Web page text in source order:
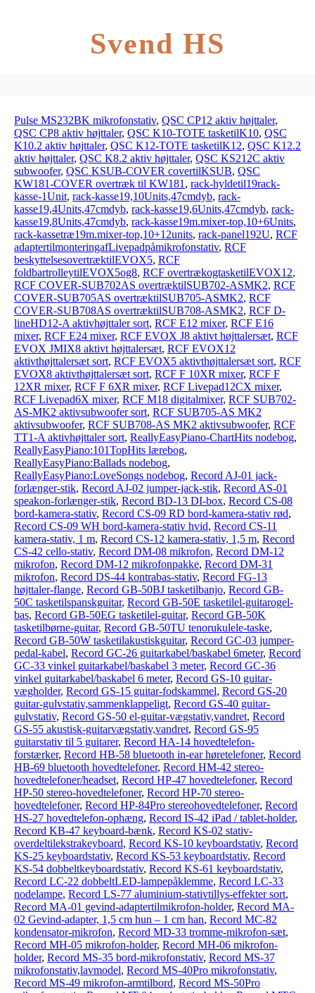
Svend HS
Pulse MS232BK mikrofonstativ, QSC CP12 aktiv højttaler,
QSC CP8 aktiv højttaler, QSC K10-TOTE tasketilK10, QSC
K10.2 aktiv højttaler, QSC K12-TOTE tasketilK12, QSC K12.2
aktiv højttaler, QSC K8.2 aktiv højttaler, QSC KS212C aktiv
subwoofer, QSC KSUB-COVER covertilKSUB, QSC
KW181-COVER overtræk til KW181 , rack-hyldetil19rack-
kasse-1Unit, rack-kasse19,10Units,47cmdyb, rack-
kasse19,4Units,47cmdyb, rack-kasse19,6Units,47cmdyb, rack-
kasse19,8Units,47cmdyb, rack-kasse19m.mixer-top,10+6Units,
rack-kassetræ19m.mixer-top,10+12units, rack-panel192U, RCF
adaptertilmonteringafLivepadpåmikrofonstativ, RCF
beskyttelsesovertræktilEVOX5, RCF
foldbartrolleytilEVOX5og8, RCF overtrækogtasketilEVOX12,
RCF COVER-SUB702AS overtræktilSUB702-ASMK2, RCF
COVER-SUB705AS overtræktilSUB705-ASMK2, RCF
COVER-SUB708AS overtræktilSUB708-ASMK2, RCF D-
lineHD12-A aktivhøjttaler sort, RCF E12 mixer, RCF E16
mixer, RCF E24 mixer, RCF EVOX J8 aktivt højttalersæt, RCF
EVOX JMIX8 aktivt højttalersæt, RCF EVOX12
aktivthøjttalersæt sort, RCF EVOX5 aktivthøjttalersæt sort, RCF
EVOX8 aktivthøjttalersæt sort, RCF F 10XR mixer, RCF F
12XR mixer, RCF F 6XR mixer, RCF Livepad12CX mixer,
RCF Livepad6X mixer, RCF M18 digitalmixer, RCF SUB702-
AS-MK2 aktivsubwoofer sort, RCF SUB705-AS MK2
aktivsubwoofer, RCF SUB708-AS MK2 aktivsubwoofer, RCF
TT1-A aktivhøjttaler sort, ReallyEasyPiano-ChartHits nodebog,
ReallyEasyPiano:101TopHits lærebog,
ReallyEasyPiano:Ballads nodebog,
ReallyEasyPiano:LoveSongs nodebog, Record AJ-01 jack-
forlænger-stik, Record AJ-02 jumper-jack-stik, Record AS-01
speakon-forlænger-stik, Record BD-13 DI-box, Record CS-08
bord-kamera-stativ, Record CS-09 RD bord-kamera-stativ rød,
Record CS-09 WH bord-kamera-stativ hvid, Record CS-11
kamera-stativ, 1 m, Record CS-12 kamera-stativ, 1,5 m, Record
CS-42 cello-stativ, Record DM-08 mikrofon, Record DM-12
mikrofon, Record DM-12 mikrofonpakke, Record DM-31
mikrofon, Record DS-44 kontrabas-stativ, Record FG-13
højttaler-flange, Record GB-50BJ tasketilbanjo, Record GB-
50C tasketilspanskguitar, Record GB-50E tasketilel-guitarogel-
bas, Record GB-50EG tasketilel-guitar, Record GB-50K
tasketilbørne-guitar, Record GB-50TU tenorukulele-taske,
Record GB-50W tasketilakustiskguitar, Record GC-03 jumper-
pedal-kabel, Record GC-26 guitarkabel/baskabel 6meter, Record
GC-33 vinkel guitarkabel/baskabel 3 meter, Record GC-36
vinkel guitarkabel/baskabel 6 meter, Record GS-10 guitar-
vægholder, Record GS-15 guitar-fodskammel, Record GS-20
guitar-gulvstativ,sammenklappeligt, Record GS-40 guitar-
gulvstativ, Record GS-50 el-guitar-vægstativ,vandret, Record
GS-55 akustisk-guitarvægstativ,vandret, Record GS-95
guitarstativ til 5 guitarer, Record HA-14 hovedtelefon-
forstærker, Record HB-58 bluetooth in-ear høretelefoner, Record
HB-69 bluetooth hovedtelefoner, Record HM-42 stereo-
hovedtelefoner/headset, Record HP-47 hovedtelefoner, Record
HP-50 stereo-hovedtelefoner, Record HP-70 stereo-
hovedtelefoner, Record HP-84Pro stereohovedtelefoner, Record
HS-27 hovedtelefon-ophæng, Record IS-42 iPad / tablet-holder,
Record KB-47 keyboard-bænk, Record KS-02 stativ-
overdeltilekstrakeyboard, Record KS-10 keyboardstativ, Record
KS-25 keyboardstativ, Record KS-53 keyboardstativ, Record
KS-54 dobbeltkeyboardstativ, Record KS-61 keyboardstativ,
Record LC-22 dobbeltLED-lampepåklemme, Record LC-33
nodelampe, Record LS-77 aluminium-stativtillys-effekter sort,
Record MA-01 gevind-adaptertilmikrofon-holder, Record MA-
02 Gevind-adapter, 1,5 cm hun – 1 cm han, Record MC-82
kondensator-mikrofon, Record MD-33 tromme-mikrofon-sæt,
Record MH-05 mikrofon-holder, Record MH-06 mikrofon-
holder, Record MS-35 bord-mikrofonstativ, Record MS-37
mikrofonstativ,lavmodel, Record MS-40Pro mikrofonstativ,
Record MS-49 mikrofon-armtilbord, Record MS-50Pro